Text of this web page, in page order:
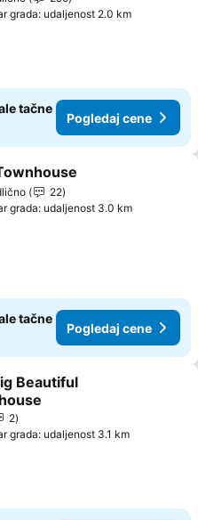
District!
grada: udaljenost 2.0 km
tačne
Pogledaj cene
u favorite
22
grada: udaljenost 3.0 km
tačne
Pogledaj cene
u favorite
Beautiful
cene
2
grada: udaljenost 3.1 km